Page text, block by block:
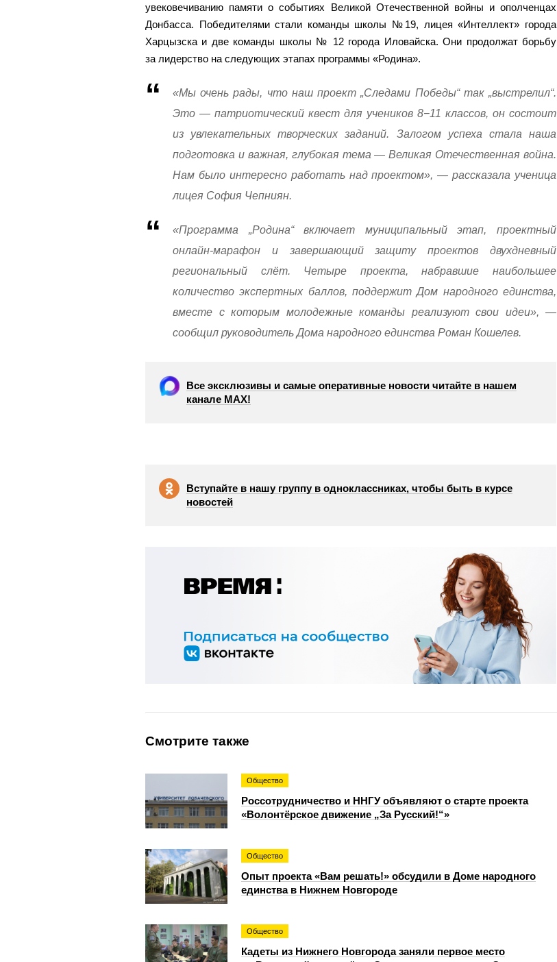
увековечиванию памяти о событиях Великой Отечественной войны и ополченцах
Донбасса. Победителями стали команды школы №19, лицея «Интеллект» города
Харцызска и две команды школы № 12 города Иловайска. Они продолжат борьбу
за лидерство на следующих этапах программы «Родина».
«Мы очень рады, что наш проект „Следами Победы“ так „выстрелил“.
Это — патриотический квест для учеников 8−11 классов, он состоит
из увлекательных творческих заданий. Залогом успеха стала наша
подготовка и важная, глубокая тема — Великая Отечественная война.
Нам было интересно работать над проектом», — рассказала ученица
лицея София Чепниян.
«Программа „Родина“ включает муниципальный этап, проектный
онлайн-марафон и завершающий защиту проектов двухдневный
региональный слёт. Четыре проекта, набравшие наибольшее
количество экспертных баллов, поддержит Дом народного единства,
вместе с которым молодежные команды реализуют свои идеи», —
сообщил руководитель Дома народного единства Роман Кошелев.
Все эксклюзивы и самые оперативные новости читайте в нашем
канале МАХ!
Вступайте в нашу группу в одноклассниках, чтобы быть в курсе
новостей
Смотрите также
Общество
Россотрудничество и ННГУ объявляют о старте проекта
«Волонтёрское движение „За Русский!“»
Общество
Опыт проекта «Вам решать!» обсудили в Доме народного
единства в Нижнем Новгороде
Общество
Кадеты из Нижнего Новгорода заняли первое место